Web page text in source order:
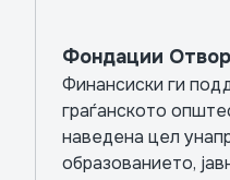
Фондации
Финансиски ги
граѓанското
наведена цел
образованието,